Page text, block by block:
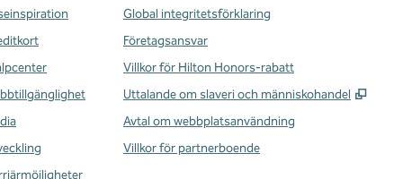
Global integritetsförklaring
Företagsansvar
Villkor för Hilton Honors-rabatt
Uttalande om slaveri och människohandel
,
Avtal om webbplatsanvändning
Villkor för partnerboende